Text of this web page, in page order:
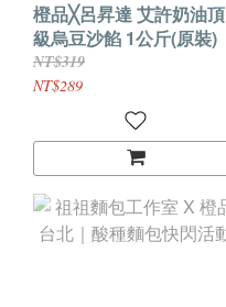
橙品╳呂昇達 艾許奶油頂
級烏豆沙餡 1公斤(原裝)
NT$319
NT$289